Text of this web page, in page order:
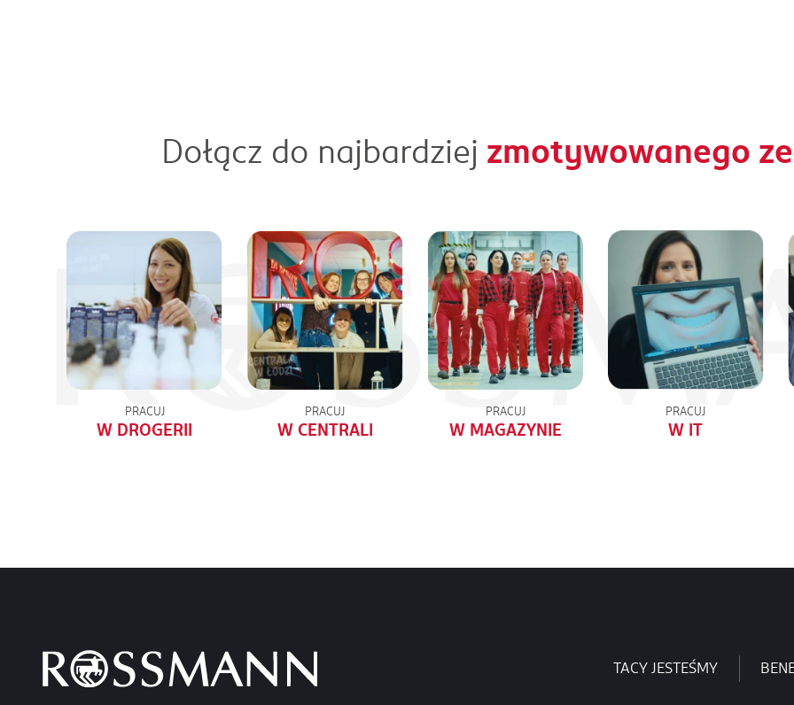
Dołącz do najbardziej zmotywowanego
PRACUJ
W DROGERII
PRACUJ
W CENTRALI
PRACUJ
W MAGAZYNIE
PRACUJ
W IT
TACY JESTEŚMY